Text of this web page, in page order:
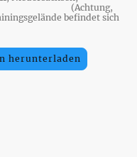
befindet sich
herunterladen